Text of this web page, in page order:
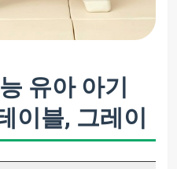
유아 아기
이블, 그레이